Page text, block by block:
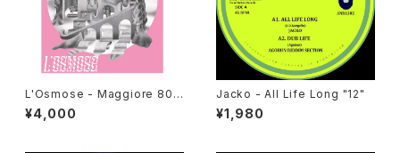
L'Osmose - Maggiore 800
"LP"
¥4,000
Jacko - All Life Long "12"
¥1,980